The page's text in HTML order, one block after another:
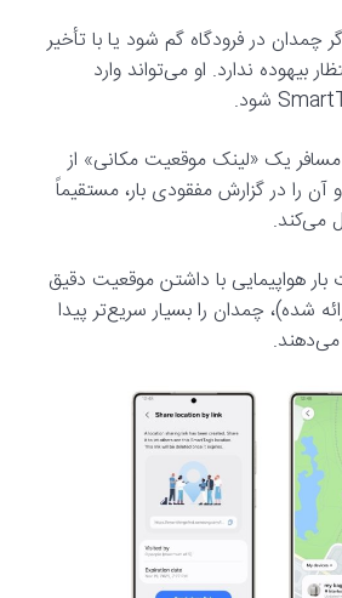
چمدان در فرودگاه گم شود یا با تأخیر
بیهوده ندارد. او می‌تواند وارد
یک «لینک موقعیت مکانی» از
را در گزارش مفقودی بار، مستقیماً
می‌کند.
هواپیمایی با داشتن موقعیت دقیق
شده)، چمدان را بسیار سریع‌تر پیدا